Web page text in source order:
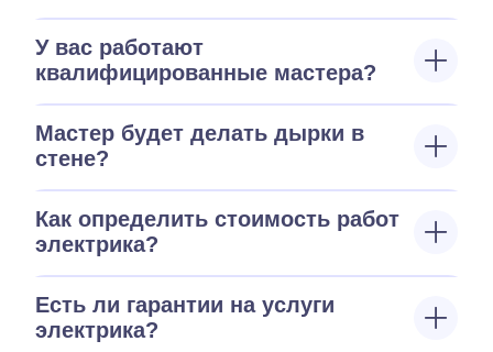
У вас работают
квалифицированные мастера?
Мастер будет делать дырки в
стене?
Как определить стоимость работ
электрика?
Есть ли гарантии на услуги
электрика?